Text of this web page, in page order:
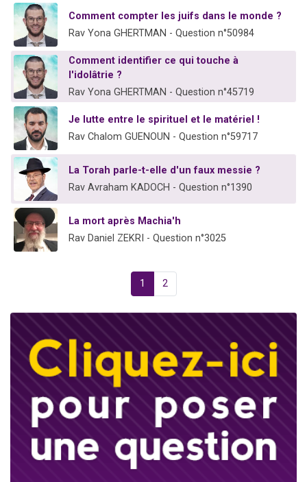
Comment compter les juifs dans le monde ?
Rav Yona GHERTMAN - Question n°50984
Comment identifier ce qui touche à
l'idolâtrie ?
Rav Yona GHERTMAN - Question n°45719
Je lutte entre le spirituel et le matériel !
Rav Chalom GUENOUN - Question n°59717
La Torah parle-t-elle d'un faux messie ?
Rav Avraham KADOCH - Question n°1390
La mort après Machia'h
Rav Daniel ZEKRI - Question n°3025
1 2